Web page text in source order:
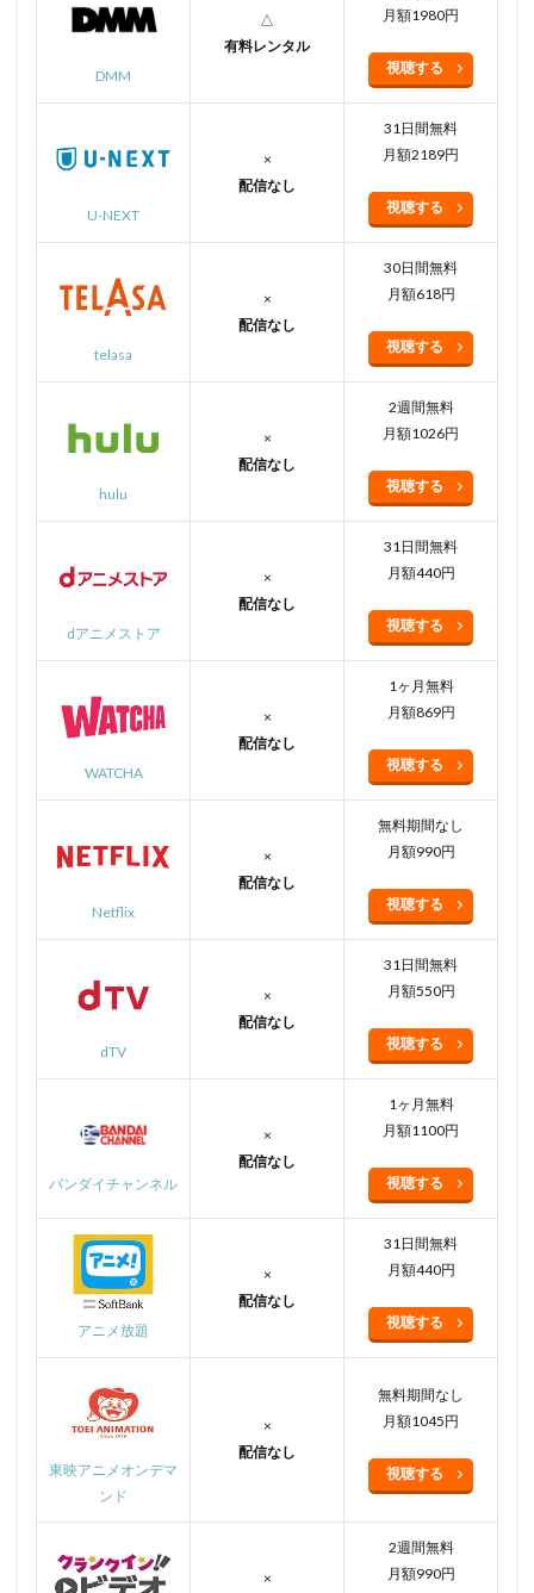
DMM
△
有料レンタル
月額1980円
視聴する
U-NEXT
×
配信なし
31日間無料
月額2189円
視聴する
telasa
×
配信なし
30日間無料
月額618円
視聴する
hulu
×
配信なし
2週間無料
月額1026円
視聴する
dアニメストア
×
配信なし
31日間無料
月額440円
視聴する
WATCHA
×
配信なし
1ヶ月無料
月額869円
視聴する
Netflix
×
配信なし
無料期間なし
月額990円
視聴する
dTV
×
配信なし
31日間無料
月額550円
視聴する
バンダイチャンネル
×
配信なし
1ヶ月無料
月額1100円
視聴する
アニメ放題
×
配信なし
31日間無料
月額440円
視聴する
東映アニメオンデマ
ンド
×
配信なし
無料期間なし
月額1045円
視聴する
×
2週間無料
月額990円